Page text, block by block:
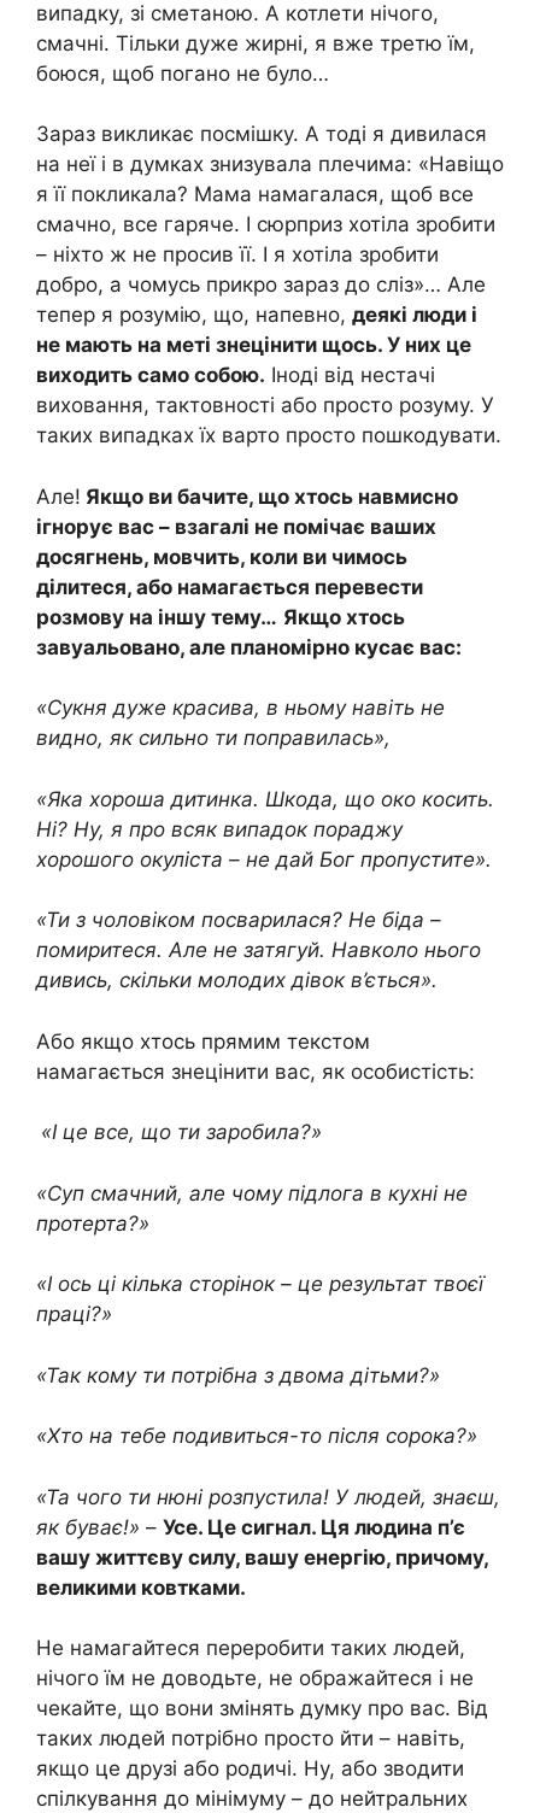
випадку, зі сметаною. А котлети нічого,
смачні. Тільки дуже жирні, я вже третю їм,
боюся, щоб погано не було…
Зараз викликає посмішку. А тоді я дивилася
на неї і в думках знизувала плечима: «Навіщо
я її покликала? Мама намагалася, щоб все
смачно, все гаряче. І сюрприз хотіла зробити
– ніхто ж не просив її. І я хотіла зробити
добро, а чомусь прикро зараз до сліз»… Але
тепер я розумію, що, напевно, деякі люди і
не мають на меті знецінити щось. У них це
виходить само собою. Іноді від нестачі
виховання, тактовності або просто розуму. У
таких випадках їх варто просто пошкодувати.
Але! Якщо ви бачите, що хтось навмисно
ігнорує вас – взагалі не помічає ваших
досягнень, мовчить, коли ви чимось
ділитеся, або намагається перевести
розмову на іншу тему… Якщо хтось
завуальовано, але планомірно кусає вас:
«Сукня дуже красива, в ньому навіть не
видно, як сильно ти поправилась»,
«Яка хороша дитинка. Шкода, що око косить.
Ні? Ну, я про всяк випадок пораджу
хорошого окуліста – не дай Бог пропустите».
«Ти з чоловіком посварилася? Не біда –
помиритеся. Але не затягуй. Навколо нього
дивись, скільки молодих дівок в’ється».
Або якщо хтось прямим текстом
намагається знецінити вас, як особистість:
«І це все, що ти заробила?»
«Суп смачний, але чому підлога в кухні не
протерта?»
«І ось ці кілька сторінок – це результат твоєї
праці?»
«Так кому ти потрібна з двома дітьми?»
«Хто на тебе подивиться-то після сорока?»
«Та чого ти нюні розпустила! У людей, знаєш,
як буває!» – Усе. Це сигнал. Ця людина п’є
вашу життєву силу, вашу енергію, причому,
великими ковтками.
Не намагайтеся переробити таких людей,
нічого їм не доводьте, не ображайтеся і не
чекайте, що вони змінять думку про вас. Від
таких людей потрібно просто йти – навіть,
якщо це друзі або родичі. Ну, або зводити
спілкування до мінімуму – до нейтральних